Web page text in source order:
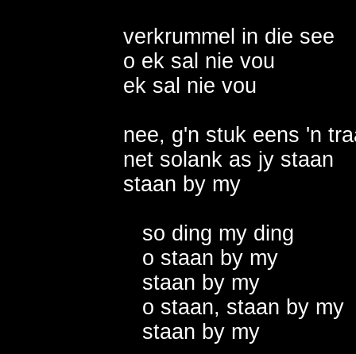
verkrummel in die see
o ek sal nie vou
ek sal nie vou
nee, g'n stuk eens 'n
net solank as jy staan
staan by my
   so ding my ding
   o staan by my
   staan by my
   o staan, staan by my
   staan by my